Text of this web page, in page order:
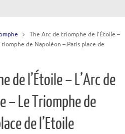
The Arc de triomphe de l’Étoile –
de Napoléon – Paris place de
de l’Étoile – L’Arc de
– Le Triomphe de
de l’Etoile